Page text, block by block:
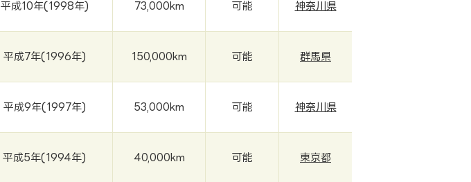
平成10年(1998年) 73,000km 可能 神奈川県
平成7年(1996年) 150,000km 可能 群馬県
平成9年(1997年) 53,000km 可能 神奈川県
平成5年(1994年) 40,000km 可能 東京都